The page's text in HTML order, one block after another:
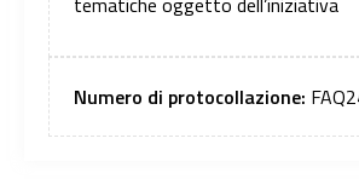
Numero di protocollazione: